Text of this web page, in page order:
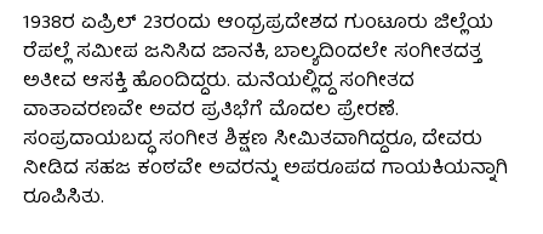
1938ರ ಏಪ್ರಿಲ್ 23ರಂದು ಆಂಧ್ರಪ್ರದೇಶದ ಗುಂಟೂರು ಜಿಲ್ಲೆಯ
ರೆಪಲ್ಲೆ ಸಮೀಪ ಜನಿಸಿದ ಜಾನಕಿ, ಬಾಲ್ಯದಿಂದಲೇ ಸಂಗೀತದತ್ತ
ಅತೀವ ಆಸಕ್ತಿ ಹೊಂದಿದ್ದರು. ಮನೆಯಲ್ಲಿದ್ದ ಸಂಗೀತದ
ವಾತಾವರಣವೇ ಅವರ ಪ್ರತಿಭೆಗೆ ಮೊದಲ ಪ್ರೇರಣೆ.
ಸಂಪ್ರದಾಯಬದ್ಧ ಸಂಗೀತ ಶಿಕ್ಷಣ ಸೀಮಿತವಾಗಿದ್ದರೂ, ದೇವರು
ನೀಡಿದ ಸಹಜ ಕಂಠವೇ ಅವರನ್ನು ಅಪರೂಪದ ಗಾಯಕಿಯನ್ನಾಗಿ
ರೂಪಿಸಿತು.